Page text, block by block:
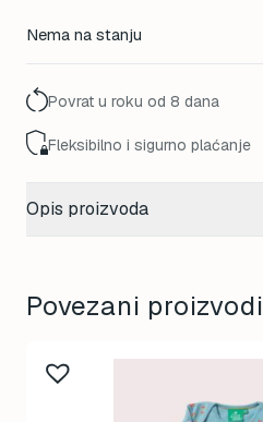
Nema na stanju
Povrat u roku od 8 dana
Fleksibilno i sigurno plaćanje
Opis proizvoda
Povezani proizvodi